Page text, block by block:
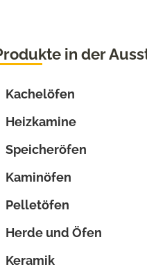
in der
Kachelöfen
Heizkamine
Speicheröfen
Kaminöfen
Pelletöfen
Herde und Öfen
Keramik